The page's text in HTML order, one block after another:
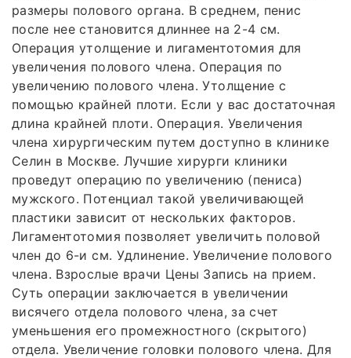
размеры полового органа. В среднем, пенис
после нее становится длиннее на 2-4 см.
Операция утолщение и лигаментотомия для
увеличения полового члена. Операция по
увеличению полового члена. Утолщение с
помощью крайней плоти. Если у вас достаточная
длина крайней плоти. Операция. Увеличения
члена хирургическим путем доступно в клинике
Селин в Москве. Лучшие хирурги клиники
проведут операцию по увеличению (пениса)
мужского. Потенциал такой увеличивающей
пластики зависит от нескольких факторов.
Лигаментотомия позволяет увеличить половой
член до 6-и см. Удлинение. Увеличение полового
члена. Взрослые врачи Цены Запись на прием.
Суть операции заключается в увеличении
висячего отдела полового члена, за счет
уменьшения его промежностного (скрытого)
отдела. Увеличение головки полового члена. Для